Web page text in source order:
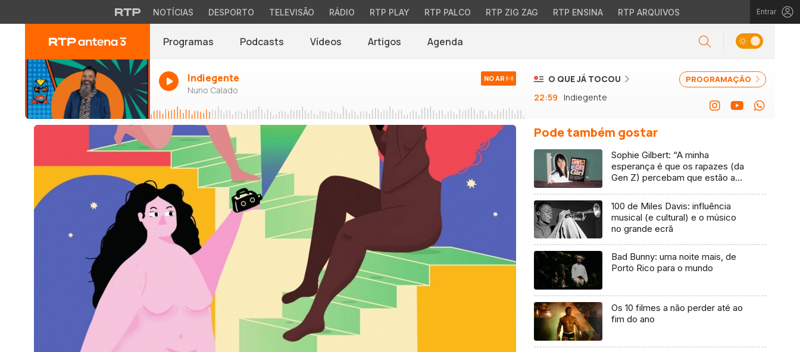
NOTÍCIAS DESPORTO TELEVISÃO RÁDIO RTP PLAY RTP PALCO RTP ZIG ZAG RTP ENSINA RTP ARQUIVOS Entrar
Programas Podcasts Vídeos Artigos Agenda
Indiegente
Nuno Calado
NO AR PROGRAMAÇÃO
O QUE JÁ TOCOU
22:59 Indiegente
Pode também gostar
Sophie Gilbert: “A minha
esperança é que os rapazes (da
Gen Z) percebam que estão a
100 de Miles Davis: influência
musical (e cultural) e o músico
no grande ecrã
Bad Bunny: uma noite mais, de
Porto Rico para o mundo
Os 10 filmes a não perder até ao
fim do ano